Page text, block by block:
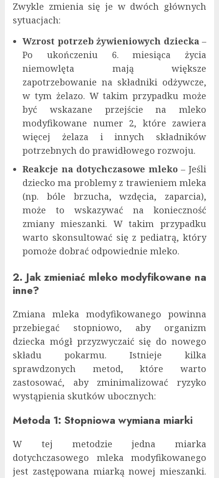
Zwykle zmienia się je w dwóch głównych
sytuacjach:
Wzrost potrzeb żywieniowych dziecka–
Po ukończeniu 6. miesiąca życia
niemowlęta mają większe
zapotrzebowanie na składniki odżywcze,
w tym żelazo. W takim przypadku może
być wskazane przejście na mleko
modyfikowane numer 2, które zawiera
więcej żelaza i innych składników
potrzebnych do prawidłowego rozwoju.
Reakcje na dotychczasowe mleko – Jeśli
dziecko ma problemy z trawieniem mleka
(np. bóle brzucha, wzdęcia, zaparcia),
może to wskazywać na konieczność
zmiany mieszanki. W takim przypadku
warto skonsultować się z pediatrą, który
pomoże dobrać odpowiednie mleko.
2. Jak zmieniać mleko modyfikowane na
inne?
Zmiana mleka modyfikowanego powinna
przebiegać stopniowo, aby organizm
dziecka mógł przyzwyczaić się do nowego
składu pokarmu. Istnieje kilka
sprawdzonych metod, które warto
zastosować, aby zminimalizować ryzyko
wystąpienia skutków ubocznych:
Metoda 1: Stopniowa wymiana miarki
W tej metodzie jedna miarka
dotychczasowego mleka modyfikowanego
jest zastępowana miarką nowej mieszanki.